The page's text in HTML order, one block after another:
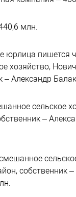
млн.
юрлица пишется
хозяйство,
– Александр
сельское
–
собственник